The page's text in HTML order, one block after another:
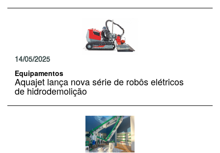
14/05/2025
Equipamentos
Aquajet lança nova série de robôs elétricos
de hidrodemolição